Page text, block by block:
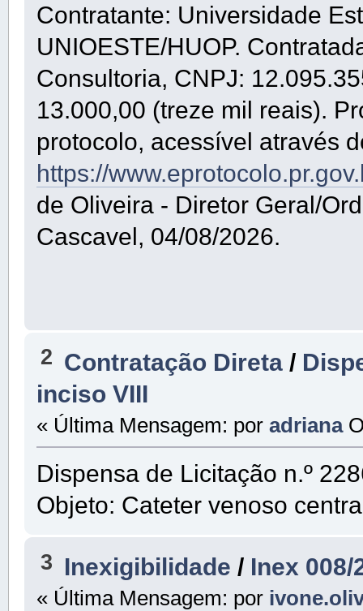
Contratante: Universidade
UNIOESTE/HUOP.
Consultoria, CNPJ:
13.000,00 (treze mil reais).
protocolo, acessível através
https://
de Oliveira - Diretor Geral/
Cascavel, 04/08/2026.
2 Contratação Direta/
inciso VIII
« Última Mensagem: por adriana
Dispensa de Licitação n.º
Objeto: Cateter venoso
3 Inexigibilidade / Inex
« Última Mensagem: por